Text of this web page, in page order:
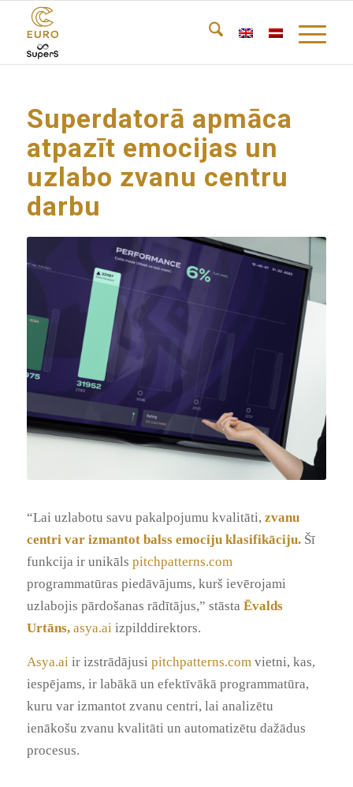
Superdatorā apmāca
atpazīt emocijas un
uzlabo zvanu centru
darbu
“Lai uzlabotu savu pakalpojumu kvalitāti, zvanu
centri var izmantot balss emociju klasifikāciju.Šī
funkcija ir unikāls pitchpatterns.com
programmatūras piedāvājums, kurš ievērojami
uzlabojis pārdošanas rādītājus,” stāsta Ēvalds
Urtāns, asya.aiizpilddirektors.
Asya.ai ir izstrādājusi pitchpatterns.com vietni, kas,
iespējams, ir labākā un efektīvākā programmatūra,
kuru var izmantot zvanu centri, lai analizētu
ienākošu zvanu kvalitāti un automatizētu dažādus
procesus.